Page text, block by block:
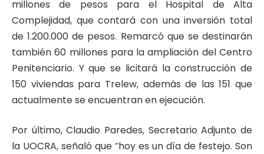
millones de pesos para el Hospital de Alta
Complejidad, que contará con una inversión total
de 1.200.000 de pesos. Remarcó que se destinarán
también 60 millones para la ampliación del Centro
Penitenciario. Y que se licitará la construcción de
150 viviendas para Trelew, además de las 151 que
actualmente se encuentran en ejecución.
Por último, Claudio Paredes, Secretario Adjunto de
la UOCRA, señaló que “hoy es un día de festejo. Son